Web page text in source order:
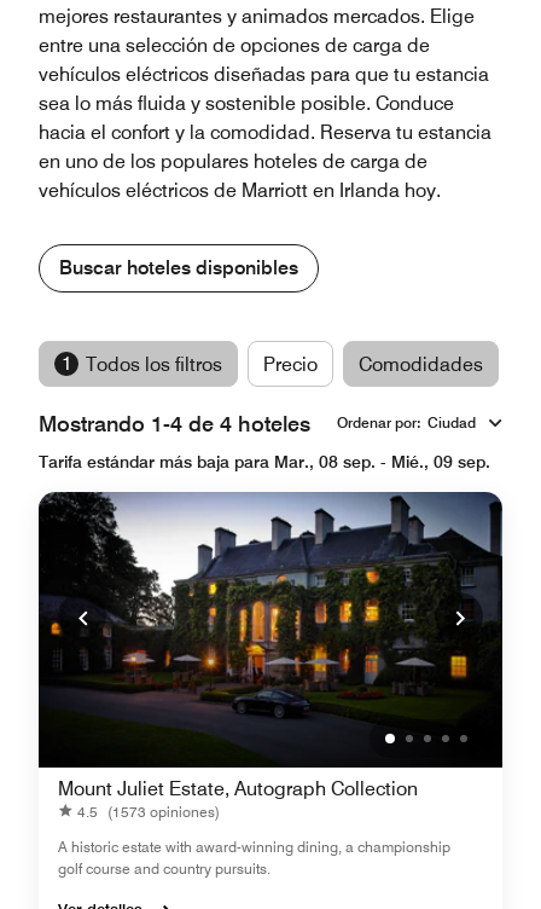
mejores restaurantes y animados mercados. Elige
entre una selección de opciones de carga de
vehículos eléctricos diseñadas para que tu estancia
sea lo más fluida y sostenible posible. Conduce
hacia el confort y la comodidad. Reserva tu estancia
en uno de los populares hoteles de carga de
vehículos eléctricos de Marriott en Irlanda hoy.
Buscar hoteles disponibles
1 Todos los filtros Precio Comodidades
Mostrando 1-4 de 4 hoteles Ordenar por: Ciudad
Tarifa estándar más baja para Mar., 08 sep. - Mié., 09 sep.
Mount Juliet Estate, Autograph Collection
4.5
(1573 opiniones)
A historic estate with award-winning dining, a championship
golf course and country pursuits.